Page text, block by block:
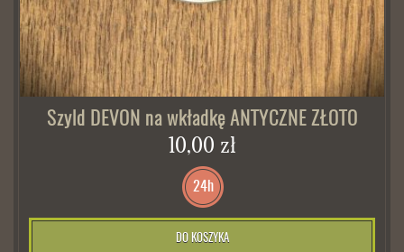
Szyld DEVON na wkładkę ANTYCZNE ZŁOTO
10,00 zł
24h
DO KOSZYKA